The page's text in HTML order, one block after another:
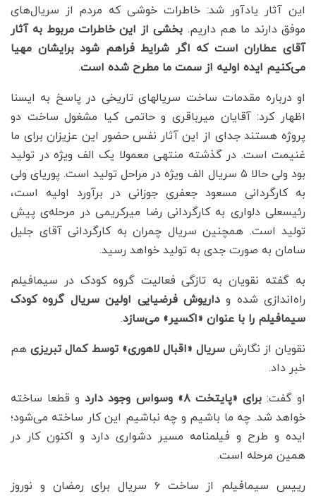
این آثار یادآور شد: خاطرات خوشی که مردم از سریال‌های
موفق دارند ما هم داریم. بخشی از این خاطرات مربوط به آثار
آقای عطاران است که اگر شرایط فراهم شود برایشان مهیا
می‌کنیم‌ ایده اولیه از سمت ما مطرح شده است.
او درباره مقدمات ساخت سریالهای تاریخی در پاسخ به ایسنا
اظهار کرد: آقایان میرباقری و حاتمی کیا مشغول ساخت دو
پروژه هستند جدای از این آثار نفس حضور این عزیزان برای ما
غنیمت است. در گذشته منتهی معمولا یک الف ویژه در تولید
بود ولی حالا ۵ سریال الف ویژه در مراحل تولید است. پوریای ولی
به کارگردانی مسعود جعفری جوزانی در برآورد اولیه است،
رئیسعلی دلواری به کارگردانی رضا میرکریمی در مرحله‌ی پیش
تولید است. همچنین سریال چمران به کارگردانی آقای جلیل
سامان به صورت جدی به تولید خواهد رسید.
به گفته نقویان به تازگی فعالیت گروه کودک در سیمافیلم
راه‌اندازی شده وداریوش فرضیایی اولین سریال گروه کودک
سیمافیلم را با عنوان «اکسیر» می‌سازد.
نقویان از نگارش سریال «اقبال لاهوری» توسط کمال تبریزی هم
خبر داد.
او گفت:برای «پایتخت ۸» وسواس وجود دارد
و قطعا ساخته
خواهد شد. چه ما باشیم و چه نباشیم این کار ساخته می‌شود؛
ایده و طرح و فیلمنامه مسیر دشواری دارد و اکنون کار در
همین مرحله است.
رییس سیمافیلم از ساخت ۶ سریال برای رمضان و نوروز